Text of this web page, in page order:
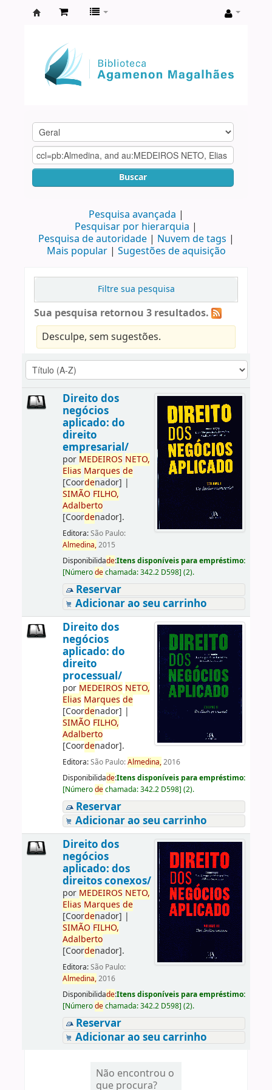
Agamenon
Magalhães
Buscar
Pesquisa avançada
Pesquisar por hierarquia
Pesquisa de autoridade
Nuvem de tags
Mais popular
Sugestões de aquisição
Filtre sua pesquisa
Sua pesquisa retornou 3 resultados.
Desculpe, sem sugestões.
Direito dos
negócios
aplicado: do
direito
empresarial/
por MEDEIROS NETO,
Elias Marques de
[Coordenador] |
SIMÃO FILHO,
Adalberto
[Coordenador].
Editora:São Paulo:
Almedina,2015
Disponibilidade:Itens disponíveis para empréstimo:
[Númerodechamada:342.2 D598] (2).
Reservar
Adicionar ao seu carrinho
Direito dos
negócios
aplicado: do
direito
processual/
por MEDEIROS NETO,
Elias Marques de
[Coordenador] |
SIMÃO FILHO,
Adalberto
[Coordenador].
Editora:São Paulo:Almedina,2016
Disponibilidade:Itens disponíveis para empréstimo:
[Númerodechamada:342.2 D598] (2).
Reservar
Adicionar ao seu carrinho
Direito dos
negócios
aplicado: dos
direitos conexos/
por MEDEIROS NETO,
Elias Marques de
[Coordenador] |
SIMÃO FILHO,
Adalberto
[Coordenador].
Editora:São Paulo:
Almedina,2016
Disponibilidade:Itens disponíveis para empréstimo:
[Númerodechamada:342.2 D598] (2).
Reservar
Adicionar ao seu carrinho
Não encontrou o
que procura?